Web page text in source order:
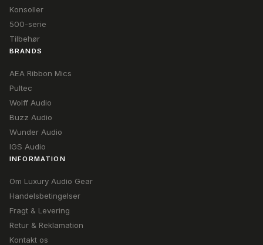
Konsoller
500-serie
Tilbehør
BRANDS
AEA Ribbon Mics
Pultec
Wolff Audio
Buzz Audio
Wunder Audio
IGS Audio
INFORMATION
Om Luxury Audio Gear
Handelsbetingelser
Fragt & Levering
Retur & Reklamation
Kontakt os